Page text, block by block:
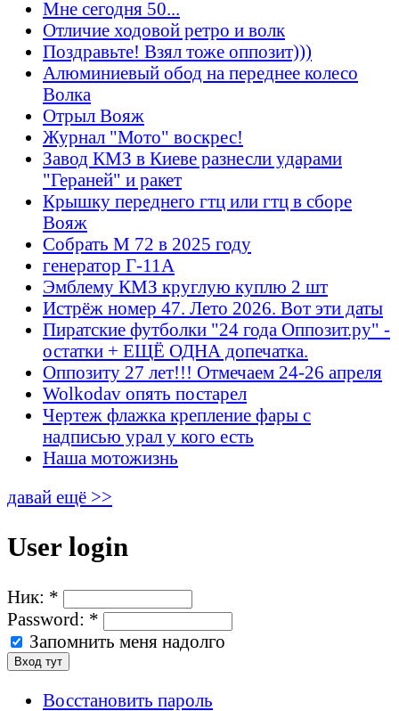
Мне сегодня 50...
Отличие ходовой ретро и волк
Поздравьте! Взял тоже оппозит)))
Алюминиевый обод на переднее колесо
Волка
Отрыл Вояж
Журнал "Мото" воскрес!
Завод КМЗ в Киеве разнесли ударами
"Гераней" и ракет
Крышку переднего гтц или гтц в сборе
Вояж
Собрать М 72 в 2025 году
генератор Г-11А
Эмблему КМЗ круглую куплю 2 шт
Истрёж номер 47. Лето 2026. Вот эти даты
Пиратские футболки "24 года Оппозит.ру" -
остатки + ЕЩЁ ОДНА допечатка.
Оппозиту 27 лет!!! Отмечаем 24-26 апреля
Wolkodav опять постарел
Чертеж флажка крепление фары с
надписью урал у кого есть
Наша мотожизнь
давай ещё >>
User login
Ник: *
Password: *
Запомнить меня надолго
Восстановить пароль